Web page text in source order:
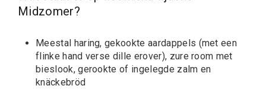
Midzomer?
Meestal haring, gekookte aardappels (met een
flinke hand verse dille erover), zure room met
bieslook, gerookte of ingelegde zalm en
knäckebröd